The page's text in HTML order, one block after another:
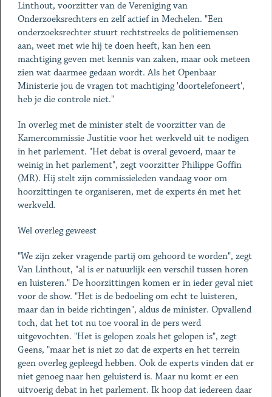
Linthout, voorzitter van de Vereniging van
Onderzoeksrechters en zelf actief in Mechelen. "Een
onderzoeksrechter stuurt rechtstreeks de politiemensen
aan, weet met wie hij te doen heeft, kan hen een
machtiging geven met kennis van zaken, maar ook meteen
zien wat daarmee gedaan wordt. Als het Openbaar
Ministerie jou de vragen tot machtiging 'doortelefoneert',
heb je die controle niet."
In overleg met de minister stelt de voorzitter van de
Kamercommissie Justitie voor het werkveld uit te nodigen
in het parlement. "Het debat is overal gevoerd, maar te
weinig in het parlement", zegt voorzitter Philippe Goffin
(MR). Hij stelt zijn commissieleden vandaag voor om
hoorzittingen te organiseren, met de experts én met het
werkveld.
Wel overleg geweest
"We zijn zeker vragende partij om gehoord te worden", zegt
Van Linthout, "al is er natuurlijk een verschil tussen horen
en luisteren." De hoorzittingen komen er in ieder geval niet
voor de show. "Het is de bedoeling om echt te luisteren,
maar dan in beide richtingen", aldus de minister. Opvallend
toch, dat het tot nu toe vooral in de pers werd
uitgevochten. "Het is gelopen zoals het gelopen is", zegt
Geens, "maar het is niet zo dat de experts en het terrein
geen overleg gepleegd hebben. Ook de experts vinden dat er
niet genoeg naar hen geluisterd is. Maar nu komt er een
uitvoerig debat in het parlement. Ik hoop dat iedereen daar